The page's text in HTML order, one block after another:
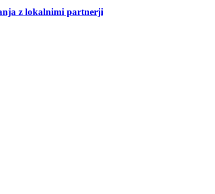
z lokalnimi partnerji